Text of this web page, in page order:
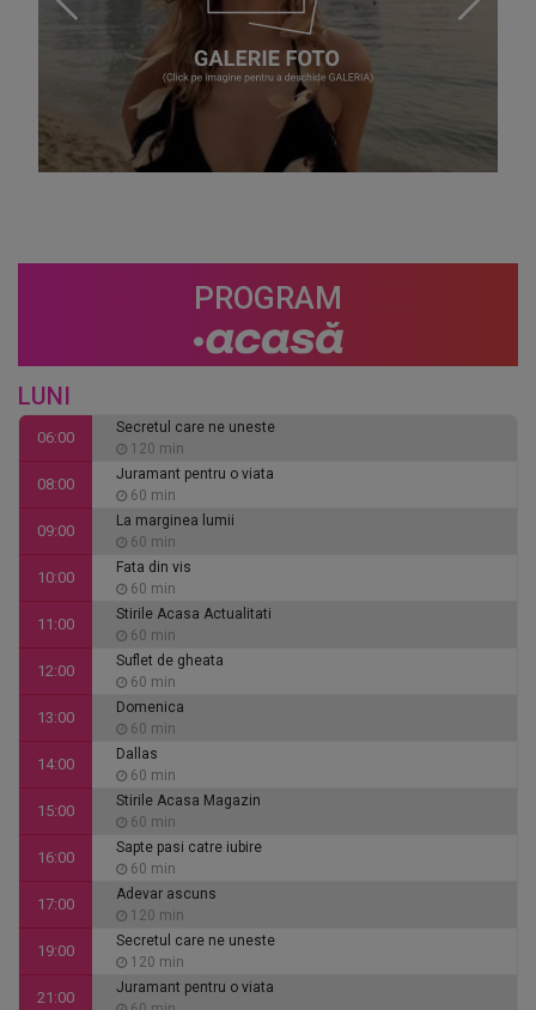
PROGRAM
LUNI
06:00
Secretul care ne uneste
120 min
08:00
Juramant pentru o viata
60 min
09:00
La marginea lumii
60 min
10:00
Fata din vis
60 min
11:00
Stirile Acasa Actualitati
60 min
12:00
Suflet de gheata
60 min
13:00
Domenica
60 min
14:00
Dallas
60 min
15:00
Stirile Acasa Magazin
60 min
16:00
Sapte pasi catre iubire
60 min
17:00
Adevar ascuns
120 min
19:00
Secretul care ne uneste
120 min
21:00
Juramant pentru o viata